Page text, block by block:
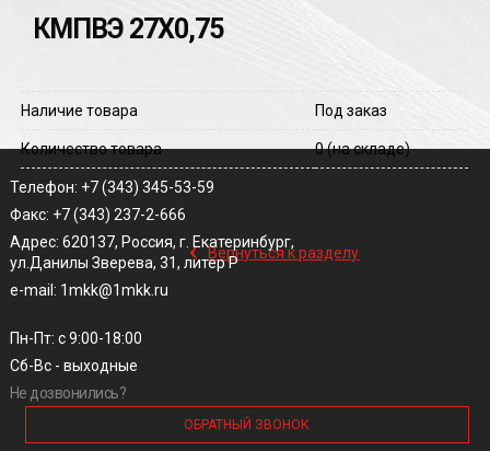
КМПВЭ 27Х0,75
Наличие товара Под заказ
Количество товара 0(на складе)
‹ Вернуться к разделу
Телефон: +7 (343) 345-53-59
Факс: +7 (343) 237-2-666
Адрес: 620137, Россия, г. Екатеринбург,
ул.Данилы Зверева, 31, литер Р
e-mail: 1mkk@1mkk.ru
Пн-Пт: с 9:00-18:00
Сб-Вс - выходные
Не дозвонились?
ОБРАТНЫЙ ЗВОНОК